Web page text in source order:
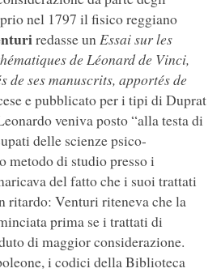
nel 1797 il fisico reggiano
redasse unEssai sur les
de Léonard de Vinci,
de ses manuscrits, apportés de
e pubblicato per i tipi di Duprat
veniva posto “alla testa di
delle scienze psico-
metodo di studio presso i
del fatto che i suoi trattati
ritardo: Venturi riteneva che la
prima se i trattati di
di maggior considerazione.
i codici della Biblioteca